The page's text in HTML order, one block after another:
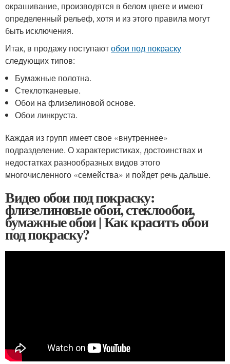
окрашивание, производятся в белом цвете и имеют
определенный рельеф, хотя и из этого правила могут
быть исключения.
Итак, в продажу поступаютобои под покраску
следующих типов:
Бумажные полотна.
Стеклотканевые.
Обои на флизелиновой основе.
Обои линкруста.
Каждая из групп имеет свое «внутреннее»
подразделение. О характеристиках, достоинствах и
недостатках разнообразных видов этого
многочисленного «семейства» и пойдет речь дальше.
Видео обои под покраску:
флизелиновые обои, стеклообои,
бумажные обои | Как красить обои
под покраску?